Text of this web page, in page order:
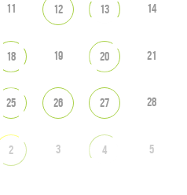
11 12 13 14
18 19 20 21
25 26 27 28
2 3 4 5